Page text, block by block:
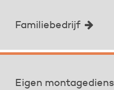
Familiebedrijf
Eigen